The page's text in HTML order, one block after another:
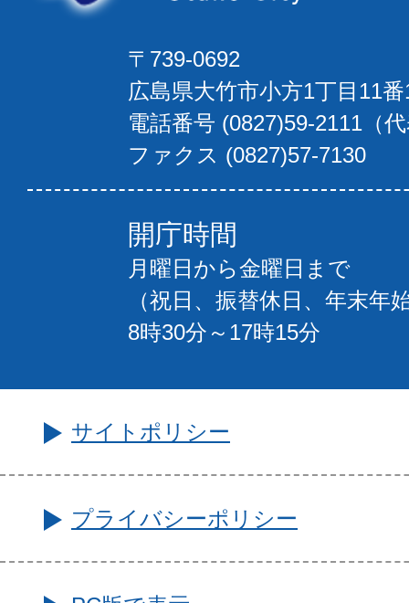
〒739-0692
広島県大竹市小方1丁目11
電話番号 (0827)59-2111（
ファクス (0827)57-7130
開庁時間
月曜日から金曜日まで
（祝日、振替休日、年末年
8時30分～17時15分
サイトポリシー
プライバシーポリシー